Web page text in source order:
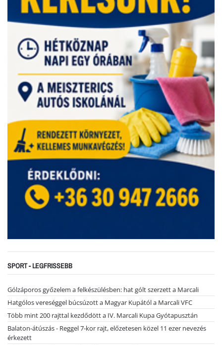
SPORT - LEGFRISSEBB
Gólzáporos győzelem a felkészülésben: hat gólt szerzett a Marcali
Hatgólos vereséggel búcsúzott a Magyar Kupától a Marcali VFC
Több mint 200 rajttal kezdődött a IV. Marcali Kupa Gyótapusztán
Balaton-átúszás - Reggel 7-kor rajt, előzetesen közel 11 ezer nevezés
érkezett